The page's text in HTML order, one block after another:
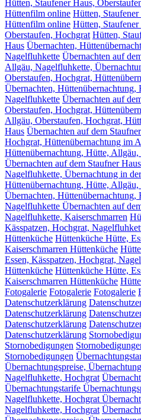
Hütten, Staufener Haus,
Hüttenfilm online Hütten,
Hüttenfilm online Hütten,
Oberstaufen, Hochgrat Hütten,
Haus Übernachten,
Nagelfluhkette Übernachten auf
Allgäu, Nagelfluhkette,
Oberstaufen, Hochgrat,
Übernachten,
Nagelfluhkette Übernachten auf
Oberstaufen, Hochgrat,
Allgäu, Oberstaufen, Hochgrat,
Haus Übernachten auf dem
Hochgrat, Hüttenübernachtung im
Hüttenübernachtung, Hütte,
Übernachten auf dem Staufner Haus
Nagelfluhkette, Übernachtung in
Hüttenübernachtung, Hütte,
Übernachten,
Nagelfluhkette Übernachten auf
Nagelfluhkette, Kaiserschmarren
Kässpatzen, Hochgrat,
Hüttenküche Hüttenküche Hütte,
Kaiserschmarren Hüttenküche
Essen, Kässpatzen, Hochgrat,
Hüttenküche Hüttenküche Hütte,
Kaiserschmarren Hüttenküche
Fotogalerie Fotogalerie Fotogalerie
Datenschutzerklärung
Datenschutzerklärung
Datenschutzerklärung
Datenschutzerklärung
Stornobedigungen
Stornobedigungen
Übernachtungspreise,
Nagelfluhkette, Hochgrat
Übernachtungstarife
Nagelfluhkette, Hochgrat
Nagelfluhkette, Hochgrat